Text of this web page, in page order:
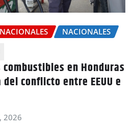
NACIONALES
en Honduras
conflicto entre EEUU e
2026